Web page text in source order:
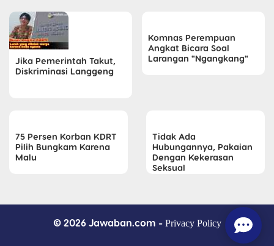
Jika Pemerintah Takut,
Diskriminasi Langgeng
Komnas Perempuan
Angkat Bicara Soal
Larangan "Ngangkang"
75 Persen Korban KDRT
Pilih Bungkam Karena
Malu
Tidak Ada
Hubungannya, Pakaian
Dengan Kekerasan
Seksual
© 2026 Jawaban.com - Privacy Policy